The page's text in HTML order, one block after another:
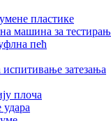
пластике
машина за
пећ
затезања
плоча